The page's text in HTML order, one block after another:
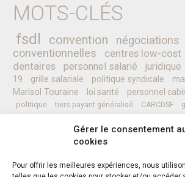
Gérer le consentement
cookies
Pour offrir les meilleures expériences, nous
MOTS-CLÉS
fsdl convention
négociations
conventionnelles
centres low-cost
dentaires
personnel salarié juridique
19
grille salariale politique syndicale
Marisol Touraine
loi santé personnel
politique tiers payant généralisé CARCDSF
complémentaires santé
secret médical sénat
professionnels de santé